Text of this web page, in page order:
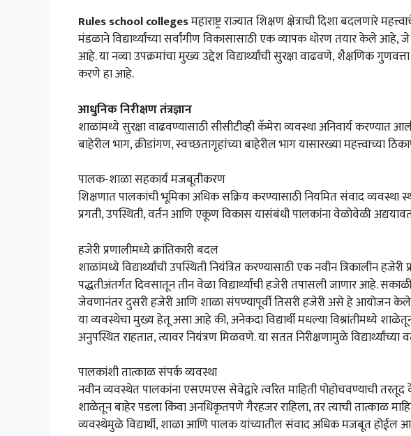
Rules school collegesमहाराष्ट्र राज्यात शिक्षण क्षेत्राची दिशा बदलणारे
मंडळाने विद्यार्थ्यांच्या सर्वांगीण विकासासाठी एक व्यापक धोरण तयार केले आहे,
आहे. या नव्या उपक्रमांचा मुख्य उद्देश विद्यार्थ्यांची सुरक्षा वाढवणे, शैक्षणिक
करणे हा आहे.
आधुनिक निरीक्षण तंत्रज्ञान
शाळांमध्ये सुरक्षा वाढवण्यासाठी सीसीटीव्ही कॅमेरा व्यवस्था अनिवार्य करण्यात
बाहेरील भाग, क्रीडांगण, स्वच्छतागृहांच्या बाहेरील भाग यासारख्या महत्त्वाच्या
पालक-शाळा सहकार्य मजबूतीकरण
शिक्षणात पालकांची भूमिका अधिक सक्रिय करण्यासाठी नियमित संवाद व्यवस्था
प्रगती, उपस्थिती, वर्तन आणि एकूण विकास यासंबंधी पालकांना वेळोवेळी
हजेरी प्रणालीमध्ये क्रांतिकारी बदल
शाळांमध्ये विद्यार्थ्यांची उपस्थिती नियंत्रित करण्यासाठी एक नवीन त्रिकालीन
पद्धतीअंतर्गत दिवसातून तीन वेळा विद्यार्थ्यांची हजेरी तपासली जाणार आहे.
जेवणानंतर दुसरी हजेरी आणि शाळा संपण्यापूर्वी तिसरी हजेरी असे हे आयोजन
या व्यवस्थेचा मुख्य हेतू असा आहे की, अनेकदा विद्यार्थी मधल्या विश्रांतीमध्ये
अनुपस्थित राहतात, त्यावर नियंत्रण मिळवणे. या सतत निरीक्षणामुळे
पालकांशी तात्काळ संपर्क व्यवस्था
नवीन व्यवस्थेत पालकांना एसएमएस सेवेद्वारे त्वरित माहिती पोहोचवण्याची
शाळेतून बाहेर पडला किंवा अनधिकृतपणे गैरहजर राहिला, तर त्याची तात्काळ
व्यवस्थेमुळे विद्यार्थी, शाळा आणि पालक यांच्यातील संवाद अधिक मजबूत होईल